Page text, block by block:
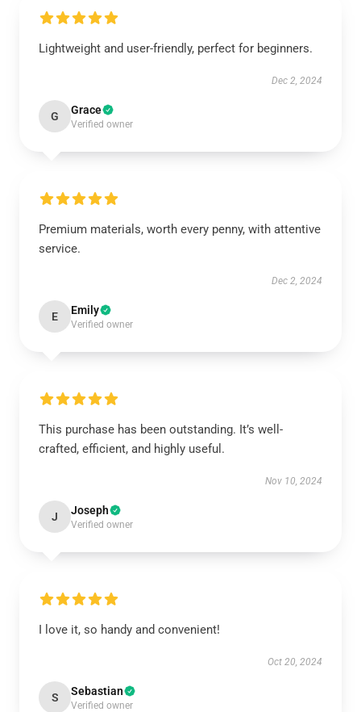
Lightweight and user-friendly, perfect for beginners.
Dec 2, 2024
G Grace
Verified owner
Premium materials, worth every penny, with attentive
service.
Dec 2, 2024
E Emily
Verified owner
This purchase has been outstanding. It’s well-
crafted, efficient, and highly useful.
Nov 10, 2024
J Joseph
Verified owner
I love it, so handy and convenient!
Oct 20, 2024
S Sebastian
Verified owner